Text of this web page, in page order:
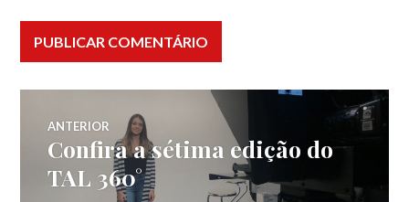
Navegação
de
ANTERIOR
Post
anterior:
Confira a sétima edição do
TAL 360°